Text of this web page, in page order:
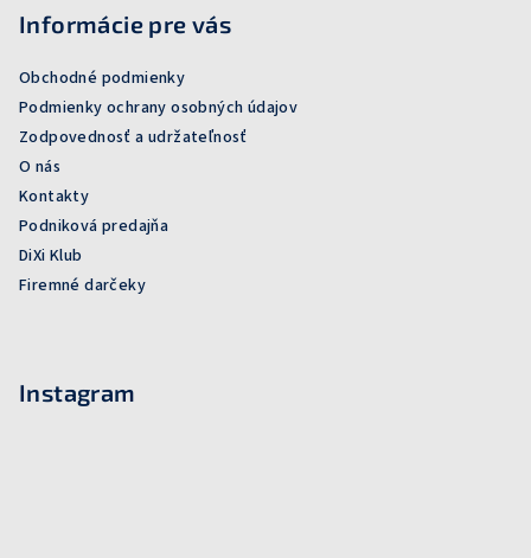
Informácie pre vás
Obchodné podmienky
Podmienky ochrany osobných údajov
Zodpovednosť a udržateľnosť
O nás
Kontakty
Podniková predajňa
DiXi Klub
Firemné darčeky
Instagram